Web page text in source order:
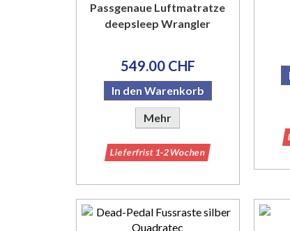
Passgenaue Luftmatratze
deepsleep Wrangler
549.00 CHF
In den Warenkorb
Mehr
Lieferfrist 1-2 Wochen